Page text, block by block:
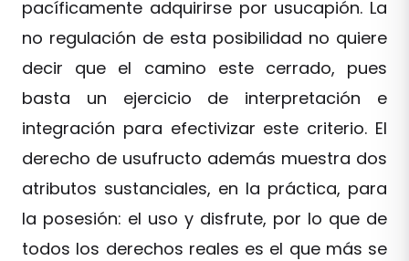
pacíficamente adquirirse por usucapión. La
no regulación de esta posibilidad no quiere
decir que el camino este cerrado, pues
basta un ejercicio de interpretación e
integración para efectivizar este criterio. El
derecho de usufructo además muestra dos
atributos sustanciales, en la práctica, para
la posesión: el uso y disfrute, por lo que de
todos los derechos reales es el que más se